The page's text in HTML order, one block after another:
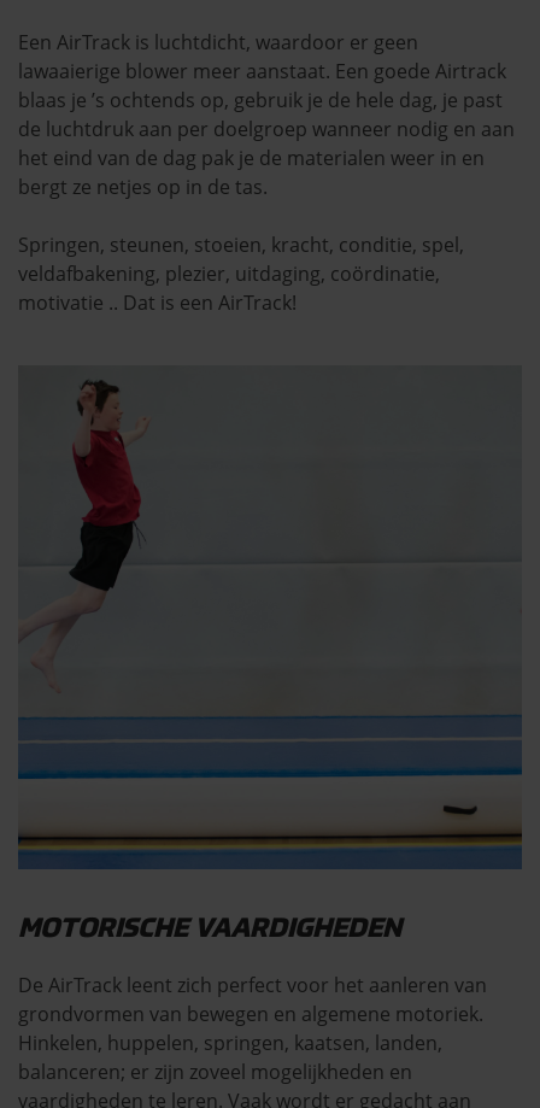
Een AirTrack is luchtdicht, waardoor er geen
lawaaierige blower meer aanstaat. Een goede Airtrack
blaas je ’s ochtends op, gebruik je de hele dag, je past
de luchtdruk aan per doelgroep wanneer nodig en aan
het eind van de dag pak je de materialen weer in en
bergt ze netjes op in de tas.
Springen, steunen, stoeien, kracht, conditie, spel,
veldafbakening, plezier, uitdaging, coördinatie,
motivatie .. Dat is een AirTrack!
MOTORISCHE VAARDIGHEDEN
De AirTrack leent zich perfect voor het aanleren van
grondvormen van bewegen en algemene motoriek.
Hinkelen, huppelen, springen, kaatsen, landen,
balanceren; er zijn zoveel mogelijkheden en
vaardigheden te leren. Vaak wordt er gedacht aan